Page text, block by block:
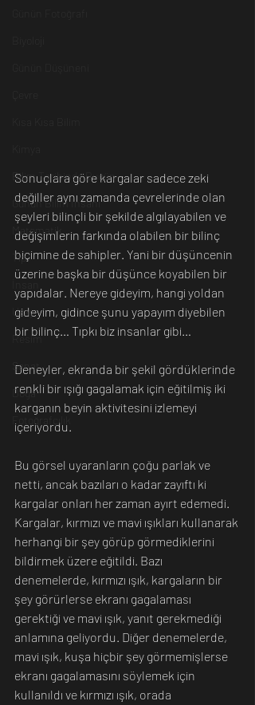
Bilim Tarihinde Bugün
Günün Bilim İnsanı
Matematik
Tıp
Uzay
Resim
Sanat
Doğa
Fotoğrafçılık
Sonuçlara göre kargalar sadece zeki
değiller aynı zamanda çevrelerinde olan
şeyleri bilinçli bir şekilde algılayabilen ve
değişimlerin farkında olabilen bir bilinç
biçimine de sahipler. Yani bir düşüncenin
üzerine başka bir düşünce koyabilen bir
yapıdalar. Nereye gideyim, hangi yoldan
gideyim, gidince şunu yapayım diyebilen
bir bilinç… Tıpkı biz insanlar gibi…
Deneyler, ekranda bir şekil gördüklerinde
renkli bir ışığı gagalamak için eğitilmiş iki
karganın beyin aktivitesini izlemeyi
içeriyordu.
Bu görsel uyaranların çoğu parlak ve
netti, ancak bazıları o kadar zayıftı ki
kargalar onları her zaman ayırt edemedi.
Kargalar, kırmızı ve mavi ışıkları kullanarak
herhangi bir şey görüp görmediklerini
bildirmek üzere eğitildi. Bazı
denemelerde, kırmızı ışık, kargaların bir
şey görürlerse ekranı gagalaması
gerektiği ve mavi ışık, yanıt gerekmediği
anlamına geliyordu. Diğer denemelerde,
mavi ışık, kuşa hiçbir şey görmemişlerse
ekranı gagalamasını söylemek için
kullanıldı ve kırmızı ışık, orada